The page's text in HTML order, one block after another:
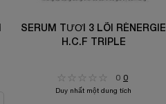
SERUM TƯƠI 3 LÕI RÉNERGIE
H.C.F TRIPLE
0 0
Duy nhất một dung tích